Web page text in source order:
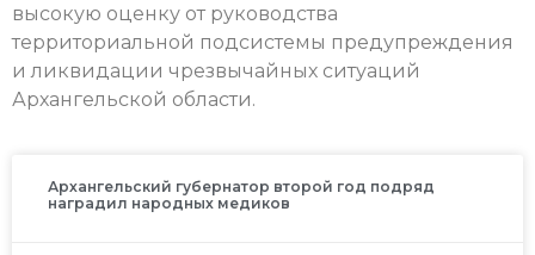
высокую оценку от руководства
территориальной подсистемы предупреждения
и ликвидации чрезвычайных ситуаций
Архангельской области.
Архангельский губернатор второй год подряд
наградил народных медиков